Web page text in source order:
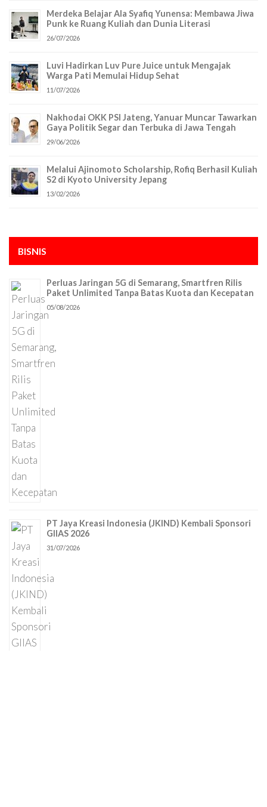
Merdeka Belajar Ala Syafiq Yunensa: Membawa Jiwa
Punk ke Ruang Kuliah dan Dunia Literasi
26/07/2026
Luvi Hadirkan Luv Pure Juice untuk Mengajak
Warga Pati Memulai Hidup Sehat
11/07/2026
Nakhodai OKK PSI Jateng, Yanuar Muncar Tawarkan
Gaya Politik Segar dan Terbuka di Jawa Tengah
29/06/2026
Melalui Ajinomoto Scholarship, Rofiq Berhasil Kuliah
S2 di Kyoto University Jepang
13/02/2026
BISNIS
Perluas Jaringan 5G di Semarang, Smartfren Rilis
Paket Unlimited Tanpa Batas Kuota dan Kecepatan
05/08/2026
PT Jaya Kreasi Indonesia (JKIND) Kembali Sponsori
GIIAS 2026
31/07/2026